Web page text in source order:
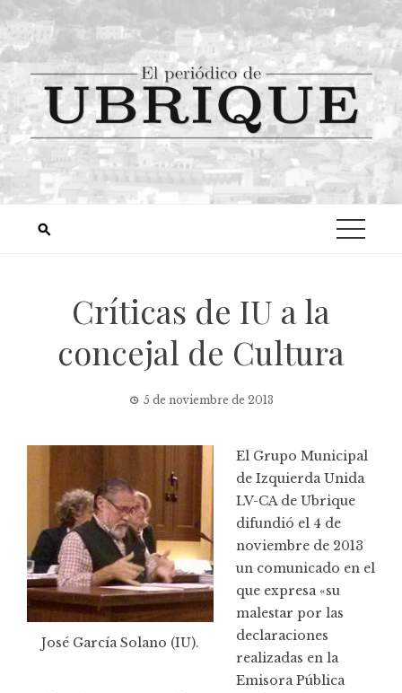
Críticas de IU a la
concejal de Cultura
5 de noviembre de 2013
José García Solano (IU).
El Grupo Municipal
de Izquierda Unida
LV-CA de Ubrique
difundió el 4 de
noviembre de 2013
un comunicado en el
que expresa «su
malestar por las
declaraciones
realizadas en la
Emisora Pública